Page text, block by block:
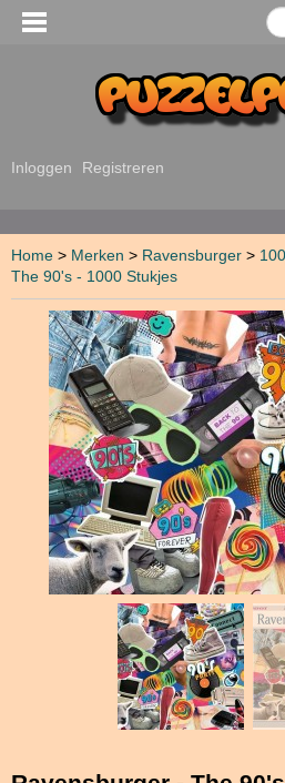
Inloggen Registreren
Home > Merken > Ravensburger >
The 90's - 1000 Stukjes